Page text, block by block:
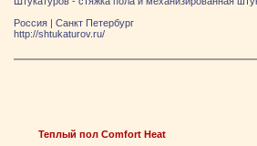
Россия | Санкт Петербург
http://shtukaturov.ru/
Теплый пол Comfort Heat